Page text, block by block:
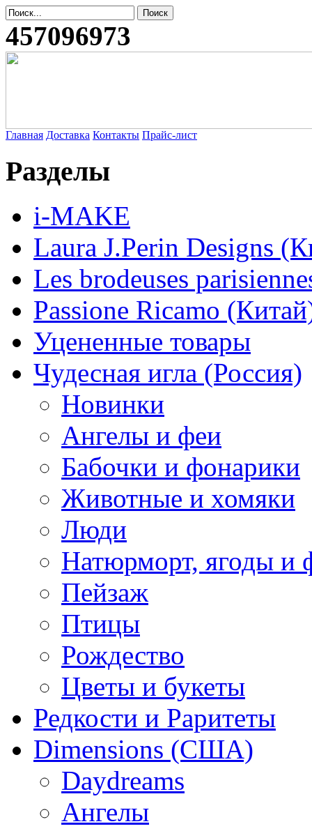
457096973
Главная Доставка Контакты Прайс-лист
Разделы
i-MAKE
Laura J.Perin Designs
Les brodeuses
Passione Ricamo
Уцененные товары
Чудесная игла (Россия)
Новинки
Ангелы и феи
Бабочки и фонарики
Животные и хомяки
Люди
Натюрморт, ягоды и
Пейзаж
Птицы
Рождество
Цветы и букеты
Редкости и Раритеты
Dimensions (США)
Daydreams
Ангелы